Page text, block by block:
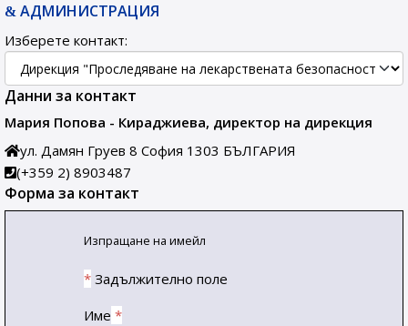
АДМИНИСТРАЦИЯ
Изберете контакт:
Данни за контакт
Мария Попова - Кираджиева, директор на дирекция
ул. Дамян Груев 8 София 1303 БЪЛГАРИЯ
(+359 2) 8903487
Форма за контакт
Изпращане на имейл
* Задължително поле
Име *